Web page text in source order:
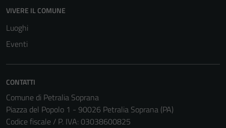
VIVERE IL COMUNE
Luoghi
Eventi
CONTATTI
Comune di Petralia Soprana
Piazza del Popolo 1 - 90026 Petralia Soprana (PA)
Codice fiscale / P. IVA: 03038600825